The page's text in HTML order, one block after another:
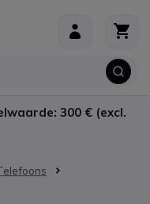
300 € (excl.